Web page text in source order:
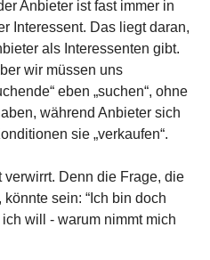
Anbieter ist fast immer in
Interessent. Das liegt daran,
als Interessenten gibt.
wir müssen uns
eben „suchen“, ohne
während Anbieter sich
sie „verkaufen“.
Denn die Frage, die
sein: “Ich bin doch
will - warum nimmt mich